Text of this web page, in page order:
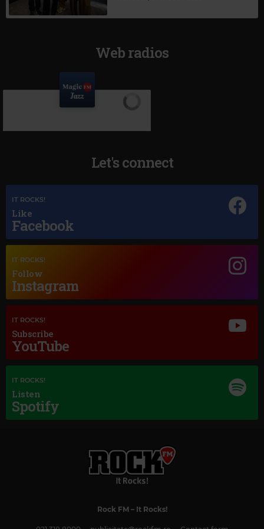
Web radios
DUKE ELLINGTON
TRAGIC OVERTURE, OP. 81
Let's connect
IT ROCKS!
Like
Facebook
IT ROCKS!
Follow
Instagram
IT ROCKS!
Subscribe
YouTube
IT ROCKS!
Listen
Spotify
Rock FM– It Rocks!